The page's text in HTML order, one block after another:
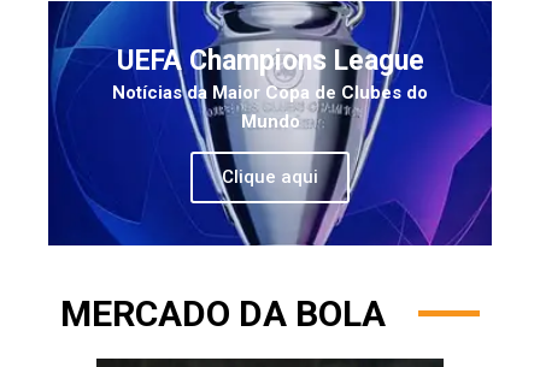
UEFA Champions League
Notícias da Maior Copa de Clubes do
Mundo
Clique aqui
MERCADO DA BOLA